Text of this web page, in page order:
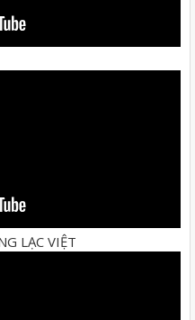
LẠC VIỆT